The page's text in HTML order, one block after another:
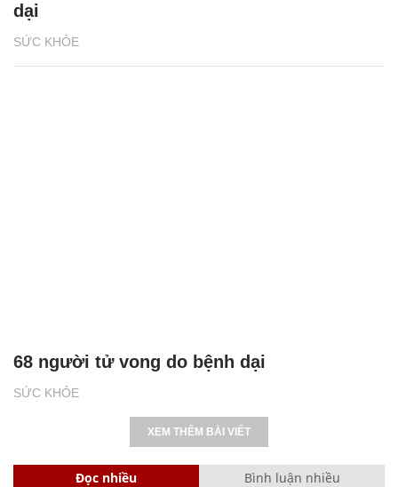
SỨC KHỎE
dại
SỨC KHỎE
68 người tử vong do bệnh dại
XEM THÊM BÀI VIẾT
Đọc nhiều Bình luận nhiều